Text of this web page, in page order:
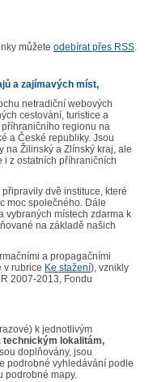
můžete odebírat přes RSS.
a zajímavých míst,
netradiční webových
cestování, turistice a
regionu na
a České republiky. Jsou
na Žilinský a Zlínský kraj, ale
i z ostatních příhraničních
dvě instituce, které
moc společného. Dále
vybraných místech zdarma k
na základě našich
a propagačními
v rubrice Ke stažení), vznikly
2007-2013, Fondu
k jednotlivým
lokalitám,
doplňovány, jsou
podrobné vyhledávání podle
podrobné mapy.